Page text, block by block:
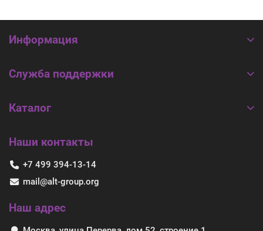
Информация
Служба поддержки
Каталог
Наши контакты
+7 499 394-13-14
mail@alt-group.org
Наш адрес